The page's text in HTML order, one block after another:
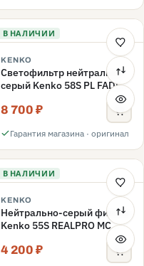
В НАЛИЧИИ
KENKO
Светофильтр нейтрально-
серый Kenko 58S PL FADER
с переменной плотностью
ND3-ND400 58mm
8 700 ₽
Гарантия магазина · оригинал
В НАЛИЧИИ
KENKO
Нейтрально-серый фильтр
Kenko 55S REALPRO MC
4 200 ₽